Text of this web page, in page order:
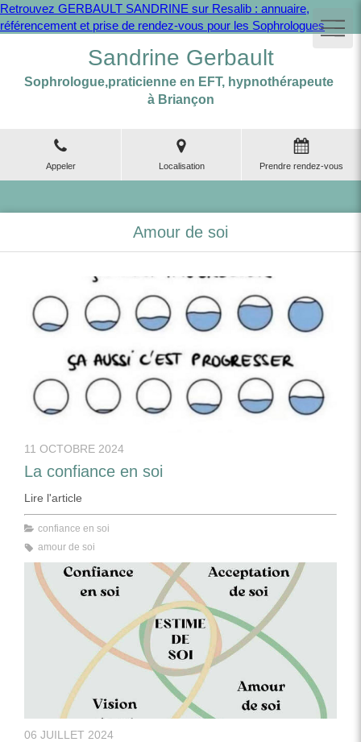
Retrouvez GERBAULT SANDRINE sur Resalib : annuaire,
référencement et prise de rendez-vous pour les Sophrologues
Sandrine Gerbault
Sophrologue,praticienne en EFT, hypnothérapeute
à Briançon
Appeler Localisation Prendre rendez-vous
Amour de soi
11 OCTOBRE 2024
La confiance en soi
Lire l'article
confiance en soi
amour de soi
06 JUILLET 2024